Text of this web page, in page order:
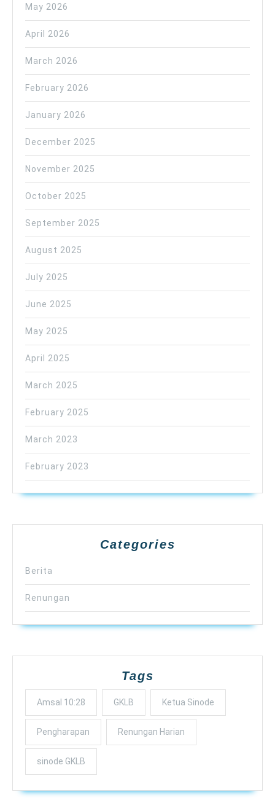
May 2026
April 2026
March 2026
February 2026
January 2026
December 2025
November 2025
October 2025
September 2025
August 2025
July 2025
June 2025
May 2025
April 2025
March 2025
February 2025
March 2023
February 2023
Categories
Berita
Renungan
Tags
Amsal 10:28 GKLB Ketua Sinode
Pengharapan Renungan Harian
sinode GKLB